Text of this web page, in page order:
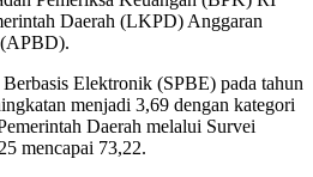
Daerah (LKPD) Anggaran
(APBD).
Elektronik (SPBE) pada tahun
menjadi 3,69 dengan kategori
Daerah melalui Survei
mencapai 73,22.